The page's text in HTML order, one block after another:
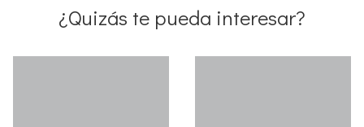
¿Quizás te pueda interesar?